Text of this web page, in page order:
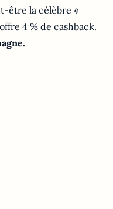
être la célèbre «
4 % de cashback.